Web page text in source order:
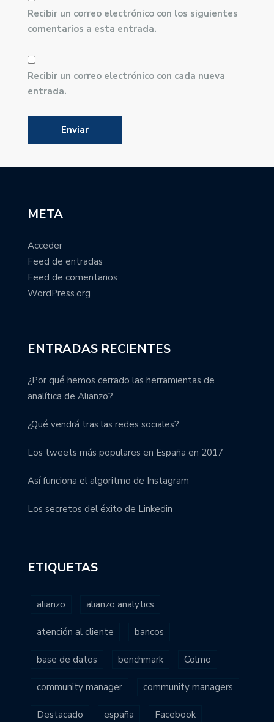
Recibir un correo electrónico con los siguientes
comentarios a esta entrada.
Recibir un correo electrónico con cada nueva
entrada.
META
Acceder
Feed de entradas
Feed de comentarios
WordPress.org
ENTRADAS RECIENTES
¿Por qué hemos cerrado las herramientas de
analítica de Alianzo?
¿Qué vendrá tras las redes sociales?
Los tweets más populares en España en 2017
Así funciona el algoritmo de Instagram
Los secretos del éxito de Linkedin
ETIQUETAS
alianzo alianzo analytics
atención al cliente bancos
base de datos benchmark Colmo
community manager community managers
Destacado españa Facebook